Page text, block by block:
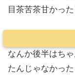
目茶苦茶甘かっ
なんか後半はち
たんじゃなかっ